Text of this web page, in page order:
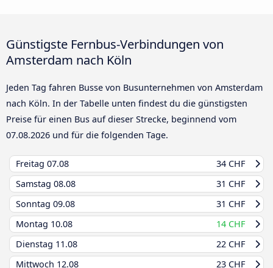
Günstigste Fernbus-Verbindungen von
Amsterdam nach Köln
Jeden Tag fahren Busse von Busunternehmen von Amsterdam
nach Köln. In der Tabelle unten findest du die günstigsten
Preise für einen Bus auf dieser Strecke, beginnend vom
07.08.2026 und für die folgenden Tage.
Freitag 07.08
34 CHF
Samstag 08.08
31 CHF
Sonntag 09.08
31 CHF
Montag 10.08
14 CHF
Dienstag 11.08
22 CHF
Mittwoch 12.08 23 CHF